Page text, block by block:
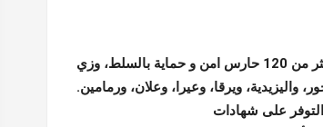
#عاجل! بحاجة لأكثر من 120 حارس امن و حماية بالسلط، وزي
واليزيدية، ويرقا، وعيرا، وعلان، ورمامين.
على شهادات